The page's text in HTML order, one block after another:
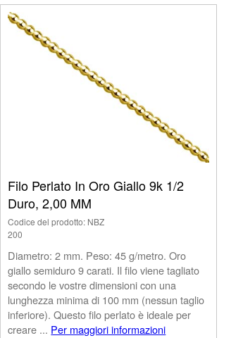
Filo Perlato In Oro Giallo 9k 1/2
Duro, 2,00 MM
Codice del prodotto: NBZ
200
Diametro: 2 mm. Peso: 45 g/metro. Oro
giallo semiduro 9 carati. Il filo viene tagliato
secondo le vostre dimensioni con una
lunghezza minima di 100 mm (nessun taglio
inferiore). Questo filo perlato è ideale per
creare ... Per maggiori informazioni